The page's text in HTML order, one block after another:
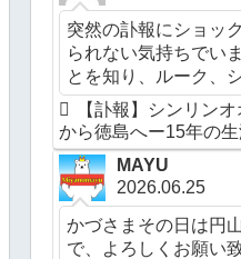
突然の訃報にショッ
られない気持ちでい
とを知り、ルーク、
【訃報】シンリン
から徳島へー15年の
MAYU
2026.06.25
かづさまその日は円
で、よろしくお願い